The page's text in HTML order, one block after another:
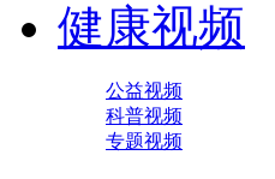
健康视频
公益视频
科普视频
专题视频